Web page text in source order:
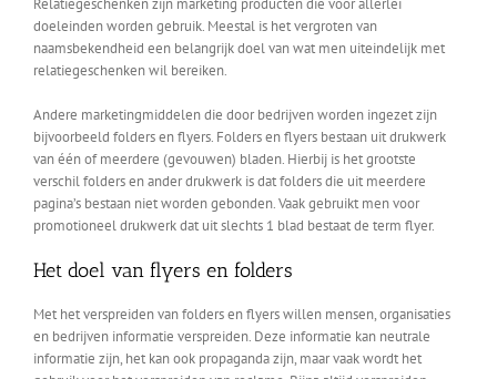
Relatiegeschenken zijn marketing producten die voor allerlei
doeleinden worden gebruik. Meestal is het vergroten van
naamsbekendheid een belangrijk doel van wat men uiteindelijk met
relatiegeschenken wil bereiken.
Andere marketingmiddelen die door bedrijven worden ingezet zijn
bijvoorbeeld folders en flyers. Folders en flyers bestaan uit drukwerk
van één of meerdere (gevouwen) bladen. Hierbij is het grootste
verschil folders en ander drukwerk is dat folders die uit meerdere
pagina’s bestaan niet worden gebonden. Vaak gebruikt men voor
promotioneel drukwerk dat uit slechts 1 blad bestaat de term flyer.
Het doel van flyers en folders
Met het verspreiden van folders en flyers willen mensen, organisaties
en bedrijven informatie verspreiden. Deze informatie kan neutrale
informatie zijn, het kan ook propaganda zijn, maar vaak wordt het